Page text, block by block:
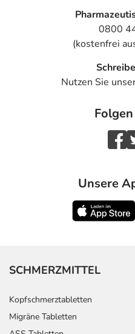
0800
(kostenfrei
Nutzen Sie
Unsere
SCHMERZMITTEL
Kopfschmerztabletten
Migräne Tabletten